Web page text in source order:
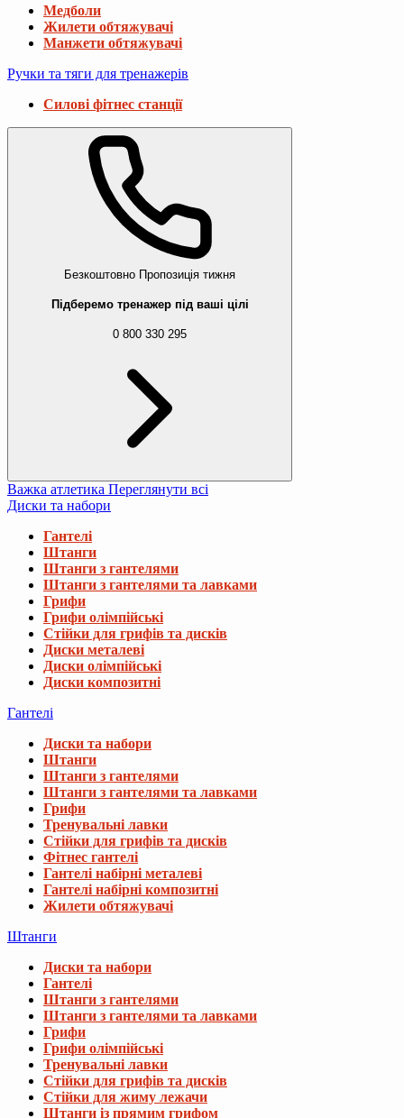
Медболи
Жилети обтяжувачі
Манжети обтяжувачі
Ручки та тяги для тренажерів
Силові фітнес станції
Безкоштовно Пропозиція тижня
Підберемо тренажер під ваші цілі
0 800 330 295
Важка атлетика Переглянути всі
Диски та набори
Гантелі
Штанги
Штанги з гантелями
Штанги з гантелями та лавками
Грифи
Грифи олімпійські
Стійки для грифів та дисків
Диски металеві
Диски олімпійські
Диски композитні
Гантелі
Диски та набори
Штанги
Штанги з гантелями
Штанги з гантелями та лавками
Грифи
Тренувальні лавки
Стійки для грифів та дисків
Фітнес гантелі
Гантелі набірні металеві
Гантелі набірні композитні
Жилети обтяжувачі
Штанги
Диски та набори
Гантелі
Штанги з гантелями
Штанги з гантелями та лавками
Грифи
Грифи олімпійські
Тренувальні лавки
Стійки для грифів та дисків
Стійки для жиму лежачи
Штанги із прямим грифом